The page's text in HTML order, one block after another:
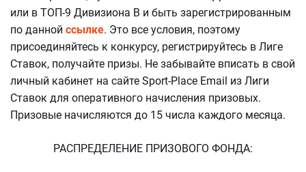
или в ТОП-9 Дивизиона В и быть зарегистрированным
по данной ссылке. Это все условия, поэтому
присоединяйтесь к конкурсу, регистрируйтесь в Лиге
Ставок, получайте призы. Не забывайте вписать в свой
личный кабинет на сайте Sport-Place Email из Лиги
Ставок для оперативного начисления призовых.
Призовые начисляются до 15 числа каждого месяца.
РАСПРЕДЕЛЕНИЕ ПРИЗОВОГО ФОНДА: